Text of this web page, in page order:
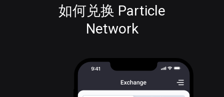
如何兑换 Particle
Network